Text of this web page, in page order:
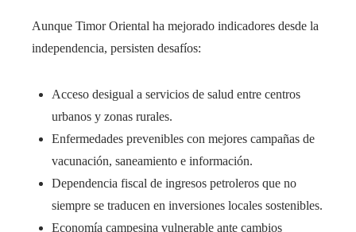
Aunque Timor Oriental ha mejorado indicadores desde la
independencia, persisten desafíos:
Acceso desigual a servicios de salud entre centros
urbanos y zonas rurales.
Enfermedades prevenibles con mejores campañas de
vacunación, saneamiento e información.
Dependencia fiscal de ingresos petroleros que no
siempre se traducen en inversiones locales sostenibles.
Economía campesina vulnerable ante cambios